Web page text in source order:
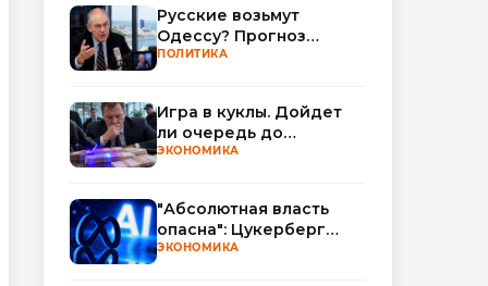
Русские возьмут
Одессу? Прогноз
Миршаймера
ПОЛИТИКА
Игра в куклы. Дойдет
ли очередь до
Миллера?
ЭКОНОМИКА
"Абсолютная власть
опасна": Цукерберг
резко критикует OpenAI
ЭКОНОМИКА